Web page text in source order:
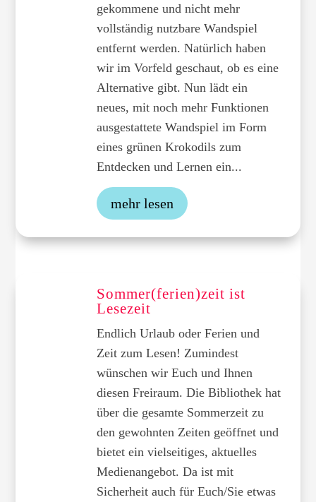
gekommene und nicht mehr
vollständig nutzbare Wandspiel
entfernt werden. Natürlich haben
wir im Vorfeld geschaut, ob es eine
Alternative gibt. Nun lädt ein
neues, mit noch mehr Funktionen
ausgestattete Wandspiel im Form
eines grünen Krokodils zum
Entdecken und Lernen ein...
mehr lesen
Sommer(ferien)zeit ist
Lesezeit
Endlich Urlaub oder Ferien und
Zeit zum Lesen! Zumindest
wünschen wir Euch und Ihnen
diesen Freiraum. Die Bibliothek hat
über die gesamte Sommerzeit zu
den gewohnten Zeiten geöffnet und
bietet ein vielseitiges, aktuelles
Medienangebot. Da ist mit
Sicherheit auch für Euch/Sie etwas